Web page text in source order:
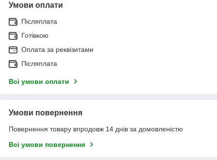
Умови оплати
Післяплата
Готівкою
Оплата за реквізитами
Післяплата
Всі умови оплати
Умови повернення
Повернення товару впродовж 14 днів за домовленістю
Всі умови повернення